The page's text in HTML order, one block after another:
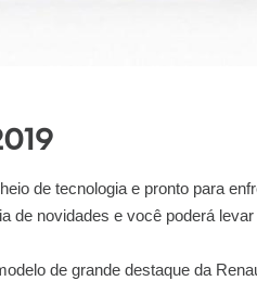
de tecnologia e pronto para
de novidades e você poderá
de grande destaque da